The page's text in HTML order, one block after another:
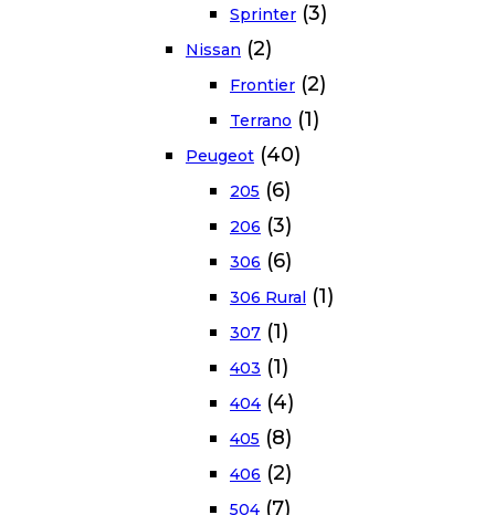
Sprinter (3)
Nissan (2)
Frontier (2)
Terrano (1)
Peugeot (40)
205 (6)
206 (3)
306 (6)
306 Rural (1)
307 (1)
403 (1)
404 (4)
405 (8)
406 (2)
504 (7)